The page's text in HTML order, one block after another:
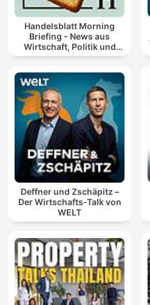
Que estás vivo.
Que estás en Meditacion Profunda.
Una, dos, tres respiraciones más…
Y todo lo que pesa, cae.
Todo lo que eras, se reencuentra
Aquí termina el ruido.
Aquí comienza el eco verdadero.
Aquí comienza Meditacion
Handelsblatt Morning
Briefing - News aus
Wirtschaft, Politik und
Finanzen
Deffner und Zschäpitz –
Der Wirtschafts-Talk von
WELT